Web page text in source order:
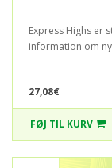
Express Highs er
information om
27,08€
FØJ TIL KURV